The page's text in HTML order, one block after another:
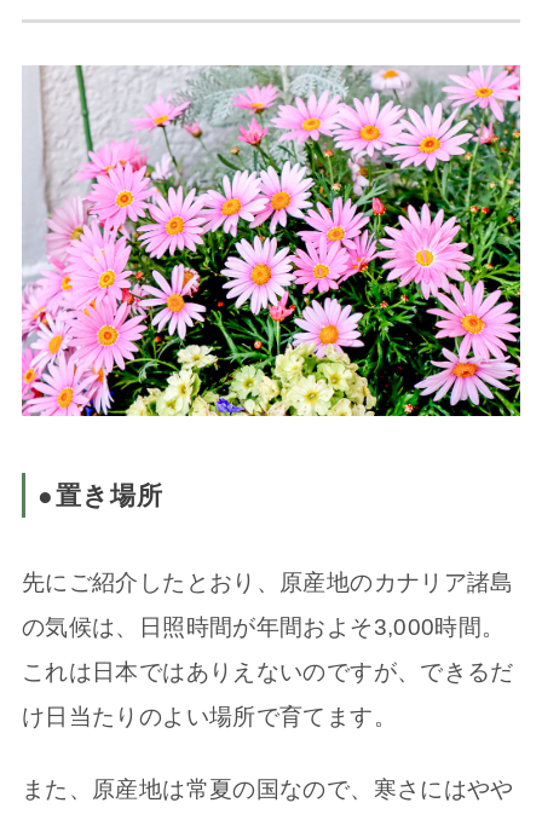
●置き場所
先にご紹介したとおり、原産地のカナリア諸島
の気候は、日照時間が年間およそ3,000時間。
これは日本ではありえないのですが、できるだ
け日当たりのよい場所で育てます。
また、原産地は常夏の国なので、寒さにはやや